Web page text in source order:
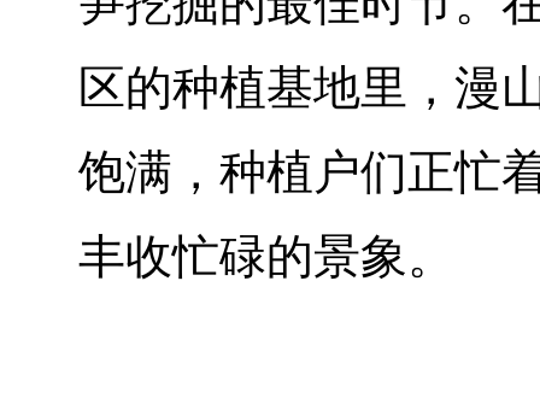
区的种植基地里，漫
饱满，种植户们正忙
丰收忙碌的景象。